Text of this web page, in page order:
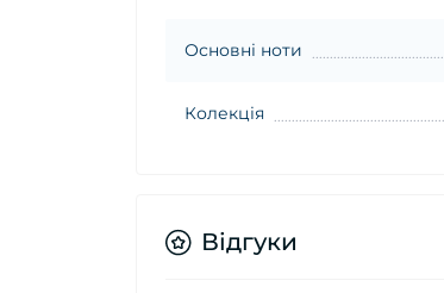
Основні ноти
Колекція
Відгуки